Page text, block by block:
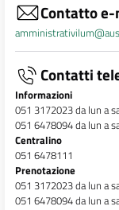
Contatto
Contatti
Informazioni
051 3172023 da lun a
051 6478094 da lun a
Centralino
051 6478111
Prenotazione
051 3172023 da lun a
051 6478094 da lun a